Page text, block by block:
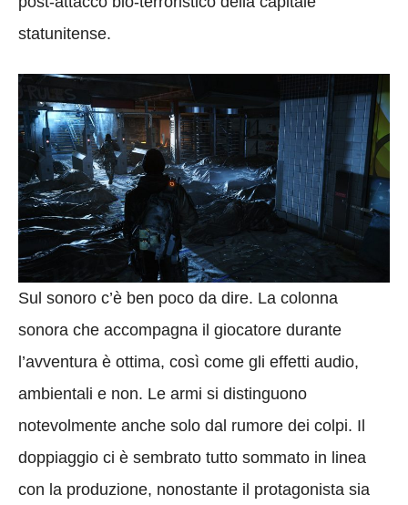
statunitense.
Sul sonoro c’è ben poco da dire. La colonna
sonora che accompagna il giocatore durante
l’avventura è ottima, così come gli effetti audio,
ambientali e non. Le armi si distinguono
notevolmente anche solo dal rumore dei colpi. Il
doppiaggio ci è sembrato tutto sommato in linea
con la produzione, nonostante il protagonista sia